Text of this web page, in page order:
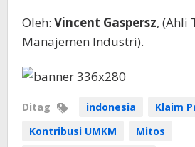
Oleh: Vincent Gaspersz, (Ahli
Manajemen Industri).
Ditag indonesia
Klaim
Kontribusi UMKM
Mitos